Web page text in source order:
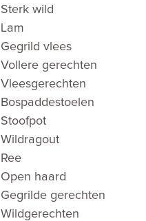
Sterk wild
Lam
Gegrild vlees
Vollere gerechten
Vleesgerechten
Bospaddestoelen
Stoofpot
Wildragout
Ree
Open haard
Gegrilde gerechten
Wildgerechten